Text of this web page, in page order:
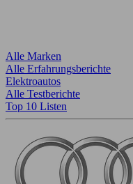
Alle Marken
Alle Erfahrungsberichte
Elektroautos
Alle Testberichte
Top 10 Listen